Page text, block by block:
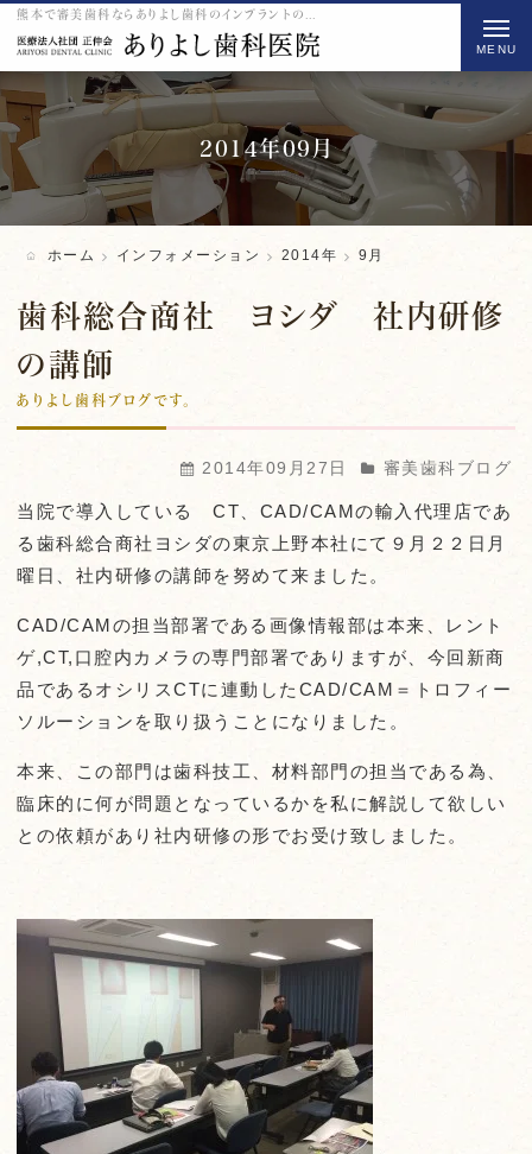
2014年09月
ホーム インフォメーション 2014年 9月
歯科総合商社 ヨシダ 社内研修
の講師
ありよし歯科ブログです。
2014年09月27日 審美歯科ブログ
当院で導入している CT、CAD/CAMの輸入代理店であ
る歯科総合商社ヨシダの東京上野本社にて９月２２日月
曜日、社内研修の講師を努めて来ました。
CAD/CAMの担当部署である画像情報部は本来、レント
ゲ,CT,口腔内カメラの専門部署でありますが、今回新商
品であるオシリスCTに連動したCAD/CAM＝トロフィー
ソルーションを取り扱うことになりました。
本来、この部門は歯科技工、材料部門の担当である為、
臨床的に何が問題となっているかを私に解説して欲しい
との依頼があり社内研修の形でお受け致しました。
t
o
g
l
i
i
o
n